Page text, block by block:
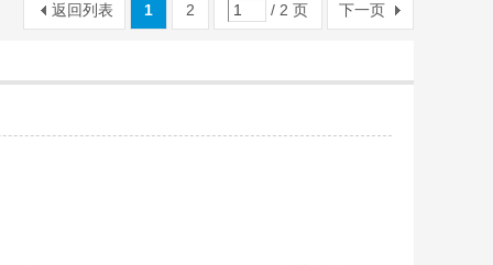
1 2 / 2 页 下一页
返回列表